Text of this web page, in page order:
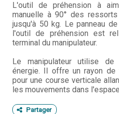
L'outil de préhension à
manuelle à 90° des
jusqu'à 50 kg. Le panneau
l'outil de préhension est
terminal du manipulateur.
Le manipulateur utilise de
énergie. Il offre un rayon de
pour une course verticale
les mouvements dans
Partager